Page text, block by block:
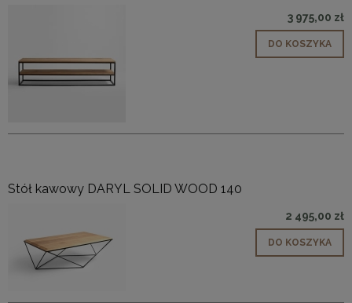
3 975,00 zł
DO KOSZYKA
Stół kawowy DARYL SOLID WOOD 140
2 495,00 zł
DO KOSZYKA